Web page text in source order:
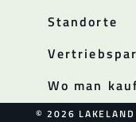
Standorte
Wo man
© 2026 LAKELAND